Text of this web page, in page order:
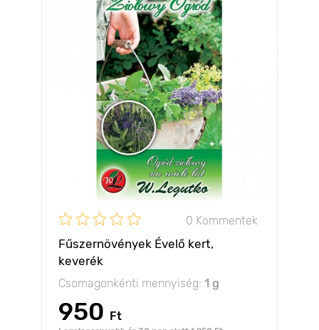
0 Kommentek
Fűszernövények Évelő kert,
keverék
Csomagonkénti mennyiség: 1 g
950 Ft